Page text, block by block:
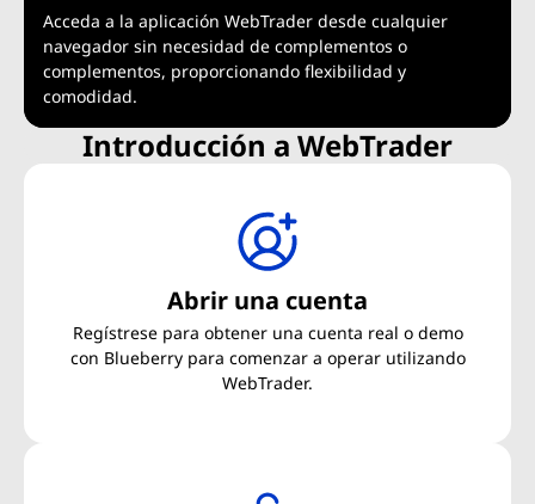
Acceda a la aplicación WebTrader desde cualquier
navegador sin necesidad de complementos o
complementos, proporcionando flexibilidad y
comodidad.
Introducción a WebTrader
Abrir una cuenta
Regístrese para obtener una cuenta real o demo
con Blueberry para comenzar a operar utilizando
WebTrader.